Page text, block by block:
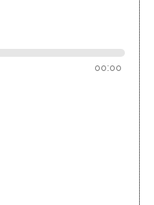
00:00